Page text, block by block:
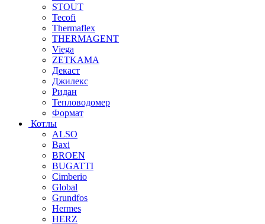
STOUT
Tecofi
Thermaflex
THERMAGENT
Viega
ZETKAMA
Декаст
Джилекс
Ридан
Тепловодомер
Формат
Котлы
ALSO
Baxi
BROEN
BUGATTI
Cimberio
Global
Grundfos
Hermes
HERZ